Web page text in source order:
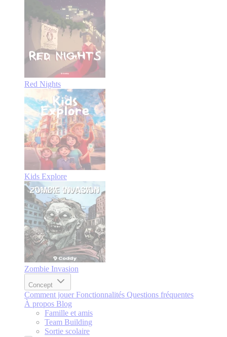
Red Nights
Kids Explore
Zombie Invasion
Concept
Comment jouer Fonctionnalités Questions fréquentes
À propos Blog
Famille et amis
Team Building
Sortie scolaire